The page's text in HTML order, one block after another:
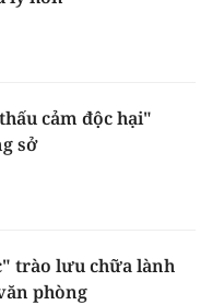
cảm độc hại"
sở
trào lưu chữa lành
phòng